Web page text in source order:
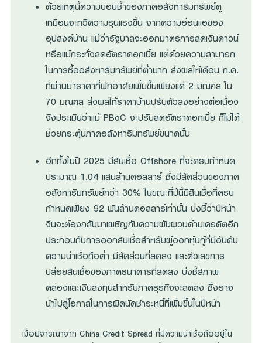
ด้วยเหตุนี้ความบอบช้ำของภาคอสังหาริมทรัพย์ดู
เหมือนจะทวีความรุนแรงขึ้น จากความอ่อนแอของ
อุปสงค์บ้าน แม้ว่ารัฐบาลจะออกมาตรการลดเงินดาวน์
หรือแม้กระทั่งลดอัตราดอกเบี้ย แต่ด้วยความสามารถ
ในการซื้ออสังหาริมทรัพย์ที่ต่ำมาก ส่งผลให้เดือน ก.ค.
ที่ผ่านมาราคาที่พักอาศัยเพิ่มขึ้นเพียงแค่ 2 มณฑล ใน
70 มณฑล ส่งผลให้ราคาบ้านปรับตัวลงอย่างต่อเนื่อง
จึงประเมินว่าแม้ PBoC จะปรับลดอัตราดอกเบี้ย ก็ไม่ได้
ช่วยกระตุ้นภาคอสังหาริมทรัพย์ขนาดนั้น
อีกทั้งในปี 2025 มีสินเชื่อ Offshore ที่จะครบกำหนด
ประมาณ 1.04 แสนล้านดอลลาร์ ซึ่งมีสัดส่วนของภาค
อสังหาริมทรัพย์กว่า 30% ในขณะที่ปีนี้มีสินเชื่อที่ครบ
กำหนดเพียง 92 พันล้านดอลลาร์เท่านั้น บ่งชี้ว่าปีหน้า
จีนจะต้องกลับมาเผชิญกับความผันผวนด้านเครดิตอีก
ประกอบกับการออกสินเชื่อสำหรับผู้ออกหุ้นกู้ที่มีอันดับ
ความน่าเชื่อถือต่ำ มีสัดส่วนที่ลดลง และตัวเลขการ
ปล่อยสินเชื่อของภาคธนาคารที่ลดลง บ่งชี้สภาพ
คล่องและเงินลงทุนสำหรับภาคธุรกิจจะลดลง ซึ่งอาจ
นำไปสู่โอกาสในการผิดนัดชำระหนี้ที่เพิ่มขึ้นในปีหน้า
เมื่อพิจารณาจาก China Credit Spread ที่มีความน่าเชื่อถืออยู่ใน